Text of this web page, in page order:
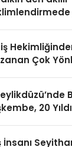
Çok
20
İnsanı